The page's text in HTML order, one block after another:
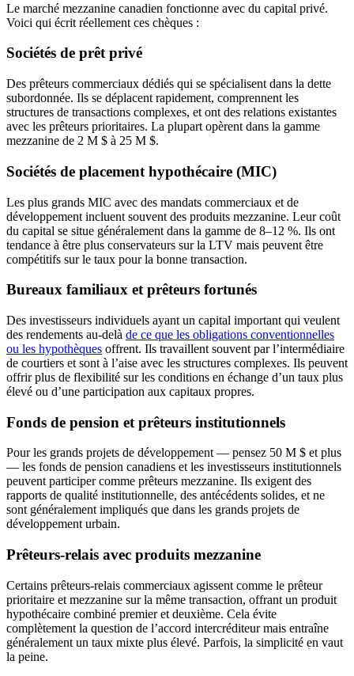
Le marché mezzanine canadien fonctionne avec du capital privé.
Voici qui écrit réellement ces chèques :
Sociétés de prêt privé
Des prêteurs commerciaux dédiés qui se spécialisent dans la dette
subordonnée. Ils se déplacent rapidement, comprennent les
structures de transactions complexes, et ont des relations existantes
avec les prêteurs prioritaires. La plupart opèrent dans la gamme
mezzanine de 2 M $ à 25 M $.
Sociétés de placement hypothécaire (MIC)
Les plus grands MIC avec des mandats commerciaux et de
développement incluent souvent des produits mezzanine. Leur coût
du capital se situe généralement dans la gamme de 8–12 %. Ils ont
tendance à être plus conservateurs sur la LTV mais peuvent être
compétitifs sur le taux pour la bonne transaction.
Bureaux familiaux et prêteurs fortunés
Des investisseurs individuels ayant un capital important qui veulent
des rendements au-delà de ce que les obligations conventionnelles
ou les hypothèques offrent. Ils travaillent souvent par l’intermédiaire
de courtiers et sont à l’aise avec les structures complexes. Ils peuvent
offrir plus de flexibilité sur les conditions en échange d’un taux plus
élevé ou d’une participation aux capitaux propres.
Fonds de pension et prêteurs institutionnels
Pour les grands projets de développement — pensez 50 M $ et plus
— les fonds de pension canadiens et les investisseurs institutionnels
peuvent participer comme prêteurs mezzanine. Ils exigent des
rapports de qualité institutionnelle, des antécédents solides, et ne
sont généralement impliqués que dans les grands projets de
développement urbain.
Prêteurs-relais avec produits mezzanine
Certains prêteurs-relais commerciaux agissent comme le prêteur
prioritaire et mezzanine sur la même transaction, offrant un produit
hypothécaire combiné premier et deuxième. Cela évite
complètement la question de l’accord intercréditeur mais entraîne
généralement un taux mixte plus élevé. Parfois, la simplicité en vaut
la peine.